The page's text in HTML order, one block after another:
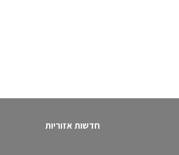
חדשות אזוריות